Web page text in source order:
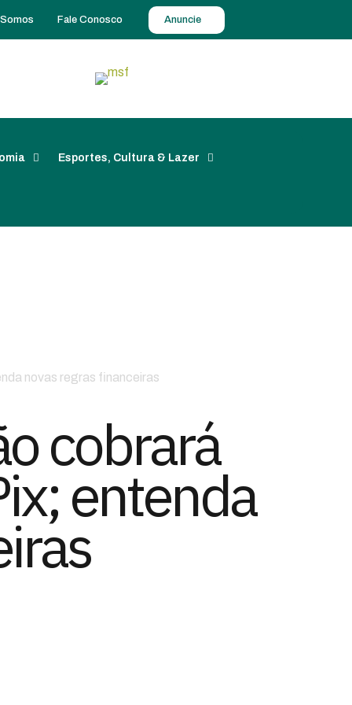
Fale Conosco Anuncie
Esportes, Cultura & Lazer
novas regras financeiras
cobrará
entenda